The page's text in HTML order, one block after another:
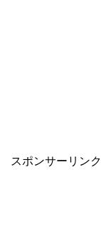
スポンサーリンク